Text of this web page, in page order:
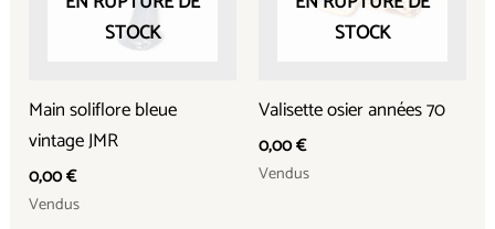
STOCK
Main soliflore bleue
vintage JMR
0,00€
Vendus
STOCK
Valisette osier années 70
0,00€
Vendus